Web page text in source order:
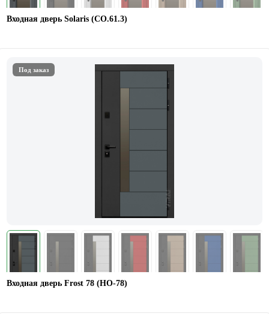
Входная дверь Solaris (СО.61.3)
Под заказ
Входная дверь Frost 78 (НО-78)